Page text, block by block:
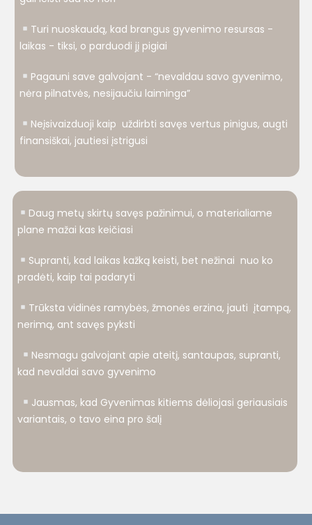
Turi nuoskaudą, kad brangus gyvenimo resursas -
laikas - tiksi, o parduodi jį pigiai
Pagauni save galvojant - “nevaldau savo gyvenimo,
nėra pilnatvės, nesijaučiu laiminga”
Neįsivaizduoji kaip uždirbti savęs vertus pinigus, augti
finansiškai, jautiesi įstrigusi
Daug metų skirtų savęs pažinimui, o materialiame
plane mažai kas keičiasi
Supranti, kad laikas kažką keisti, bet nežinai nuo ko
pradėti, kaip tai padaryti
Trūksta vidinės ramybės, žmonės erzina, jauti įtampą,
nerimą, ant savęs pyksti
Nesmagu galvojant apie ateitį, santaupas, supranti,
kad nevaldai savo gyvenimo
Jausmas, kad Gyvenimas kitiems dėliojasi geriausiais
variantais, o tavo eina pro šalį